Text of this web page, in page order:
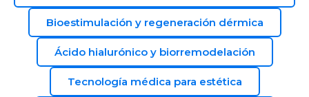
Bioestimulación y regeneración dérmica
Ácido hialurónico y biorremodelación
Tecnología médica para estética